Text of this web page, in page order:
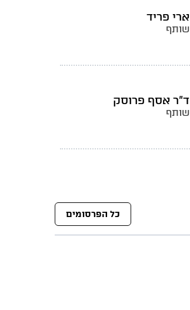
ארי פריד
שותף
ד"ר אסף פרוסק
שותף
כל הפרסומים